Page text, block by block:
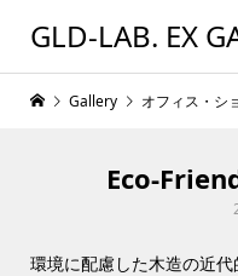
GLD-LAB. EX
Gallery オフィス・シ
Eco-
環境に配慮した木造の近